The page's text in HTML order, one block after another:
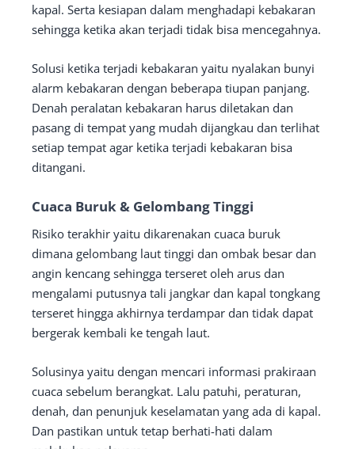
kapal. Serta kesiapan dalam menghadapi kebakaran
sehingga ketika akan terjadi tidak bisa mencegahnya.
Solusi ketika terjadi kebakaran yaitu nyalakan bunyi
alarm kebakaran dengan beberapa tiupan panjang.
Denah peralatan kebakaran harus diletakan dan
pasang di tempat yang mudah dijangkau dan terlihat
setiap tempat agar ketika terjadi kebakaran bisa
ditangani.
Cuaca Buruk & Gelombang Tinggi
Risiko terakhir yaitu dikarenakan cuaca buruk
dimana gelombang laut tinggi dan ombak besar dan
angin kencang sehingga terseret oleh arus dan
mengalami putusnya tali jangkar dan kapal tongkang
terseret hingga akhirnya terdampar dan tidak dapat
bergerak kembali ke tengah laut.
Solusinya yaitu dengan mencari informasi prakiraan
cuaca sebelum berangkat. Lalu patuhi, peraturan,
denah, dan penunjuk keselamatan yang ada di kapal.
Dan pastikan untuk tetap berhati-hati dalam